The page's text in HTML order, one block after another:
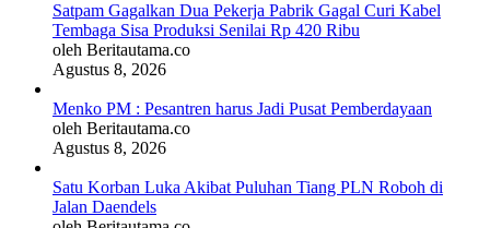
Satpam Gagalkan Dua Pekerja Pabrik Gagal Curi Kabel
Tembaga Sisa Produksi Senilai Rp 420 Ribu
oleh Beritautama.co
Agustus 8, 2026
Menko PM : Pesantren harus Jadi Pusat Pemberdayaan
oleh Beritautama.co
Agustus 8, 2026
Satu Korban Luka Akibat Puluhan Tiang PLN Roboh di
Jalan Daendels